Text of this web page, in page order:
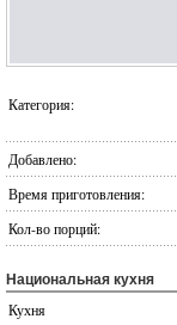
Категория:
Добавлено:
Время приготовления:
Кол-во порций:
Национальная кухня
Кухня